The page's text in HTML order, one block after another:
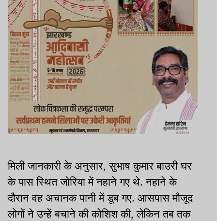
मिली जानकारी के अनुसार, सुभाष कुमार बाउरी घर
के पास स्थित जोरिया में नहाने गए थे. नहाने के
दौरान वह अचानक पानी में डूब गए. आसपास मौजूद
लोगों ने उन्हें बचाने की कोशिश की, लेकिन तब तक